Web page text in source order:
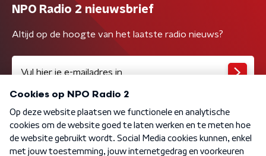
NPO Radio 2 nieuwsbrief
Altijd op de hoogte van het laatste radio nieuws?
Algemene voorwaarden